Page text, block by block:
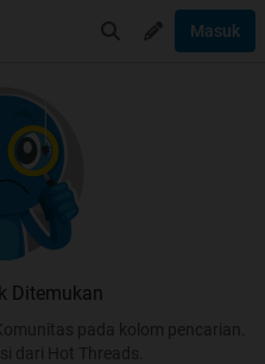
Masuk
Ditemukan
pada kolom pencarian.
dari Hot Threads.